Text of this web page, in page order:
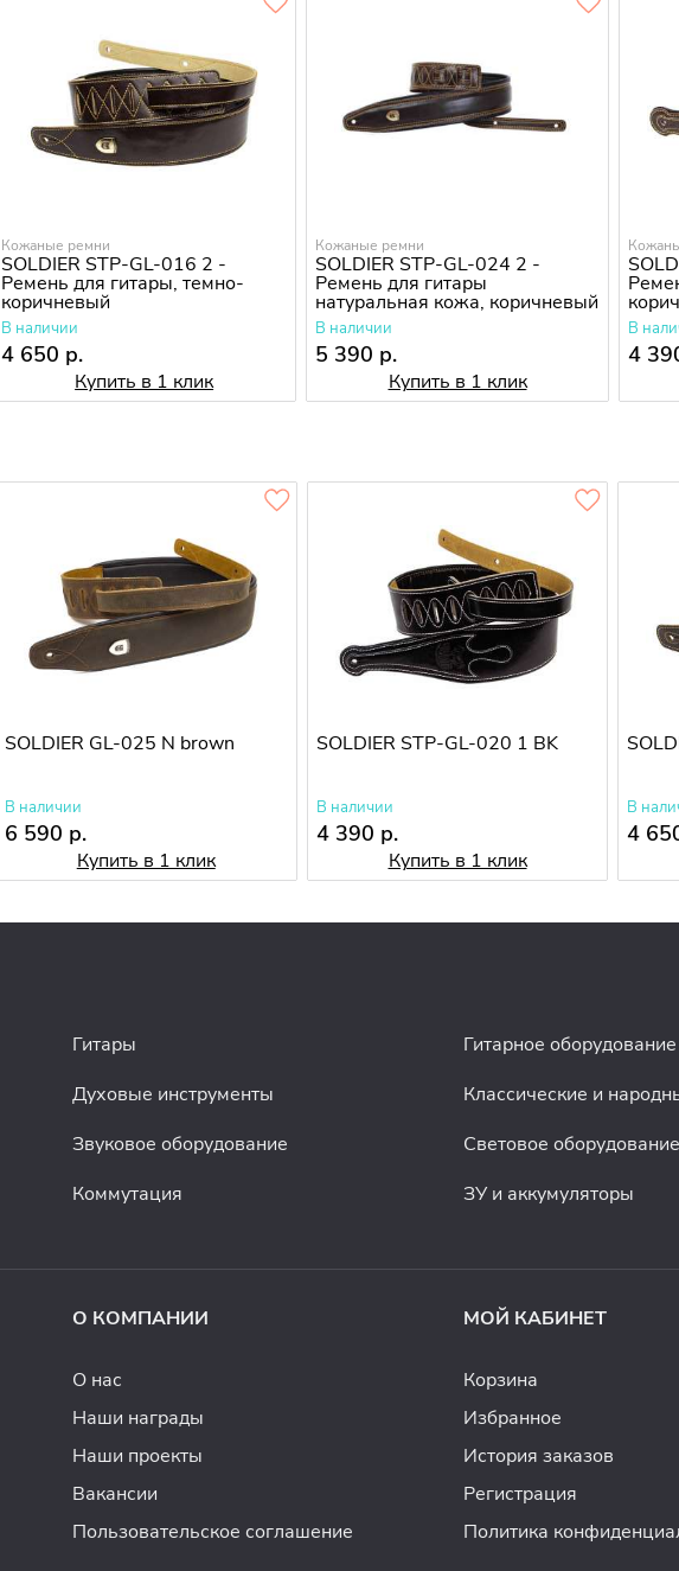
Кожаные ремни
SOLDIER STP-GL-016 2 -
Ремень для гитары, темно-
коричневый
В наличии
4 650 р.
Купить в 1 клик
Кожаные ремни
SOLDIER STP-GL-024 2 -
Ремень для гитары
натуральная кожа, коричневый
В наличии
5 390 р.
Купить в 1 клик
В
4
SOLDIER GL-025 N brown
В наличии
6 590 р.
Купить в 1 клик
SOLDIER STP-GL-020 1 BK
В наличии
4 390 р.
Купить в 1 клик
В
4
Гитары Гитарное оборудование
Духовые инструменты Классические и
Звуковое оборудование Световое оборудование
Коммутация ЗУ и аккумуляторы
О КОМПАНИИ
О нас
Наши награды
Наши проекты
Вакансии
Пользовательское соглашение
МОЙ КАБИНЕТ
Корзина
Избранное
История заказов
Регистрация
Политика